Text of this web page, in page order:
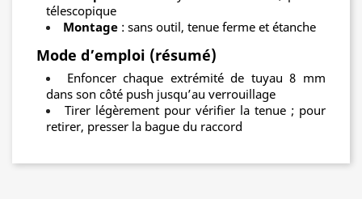
télescopique
Montage : sans outil, tenue ferme et étanche
Mode d’emploi (résumé)
Enfoncer chaque extrémité de tuyau 8 mm
dans son côté push jusqu’au verrouillage
Tirer légèrement pour vérifier la tenue ; pour
retirer, presser la bague du raccord